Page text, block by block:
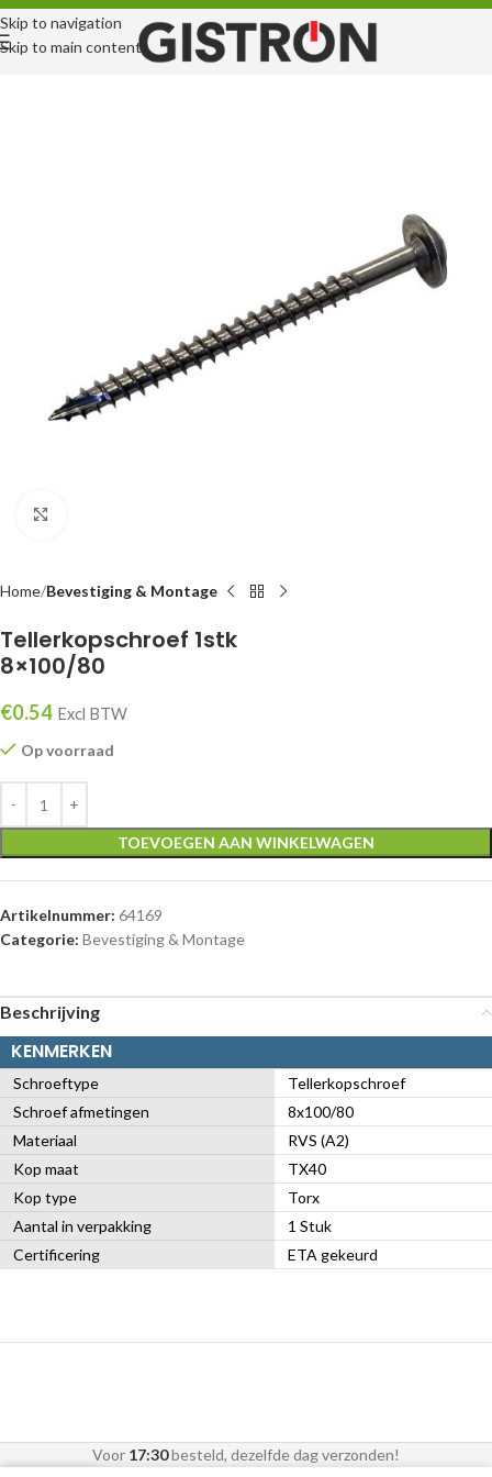
Skip to navigation
Skip to main content
Home Bevestiging & Montage
Tellerkopschroef 1stk
8×100/80
€0.54 Excl BTW
Op voorraad
TOEVOEGEN AAN WINKELWAGEN
Artikelnummer: 64169
Categorie: Bevestiging & Montage
Beschrijving
KENMERKEN
Schroeftype
Tellerkopschroef
Schroef afmetingen
8x100/80
Materiaal
RVS (A2)
Kop maat
TX40
Kop type
Torx
Aantal in verpakking
1 Stuk
Certificering
ETA gekeurd
Voor 17:30besteld, dezelfde dag verzonden!